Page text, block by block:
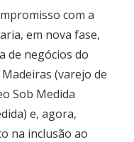
com a
em nova fase,
de negócios do
(varejo de
Sob Medida
e, agora,
na inclusão ao